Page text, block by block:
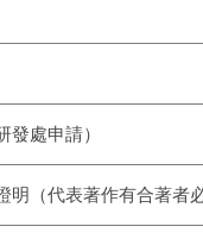
處申請）
（代表著作有合著者必